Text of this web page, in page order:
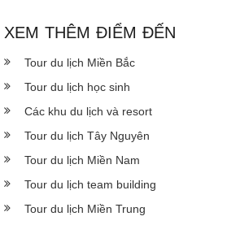
XEM THÊM ĐIỂM ĐẾN
Tour du lịch Miền Bắc
Tour du lịch học sinh
Các khu du lịch và resort
Tour du lịch Tây Nguyên
Tour du lịch Miền Nam
Tour du lịch team building
Tour du lịch Miền Trung